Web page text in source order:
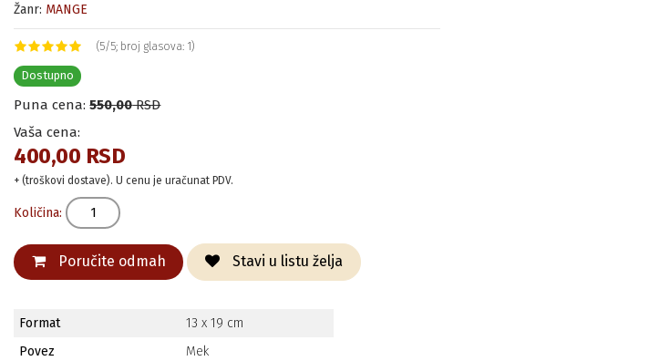
Žanr: MANGE
(5/5; broj glasova: 1)
Dostupno
Puna cena:550,00RSD
Vaša cena:
400,00 RSD
+ (troškovi dostave). U cenu je uračunat PDV.
Količina:
Poručite odmah Stavi u listu želja
Format
13 x 19 cm
Povez
Mek